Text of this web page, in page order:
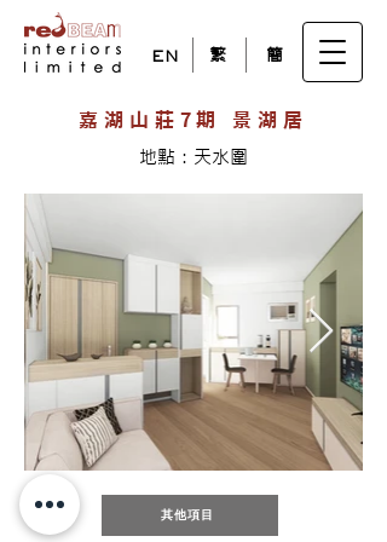
EN 繁 簡
嘉湖山莊 7期 景湖居
地點：天水圍
其他項目